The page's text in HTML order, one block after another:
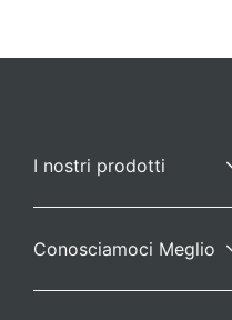
I nostri prodotti
Conosciamoci Meglio